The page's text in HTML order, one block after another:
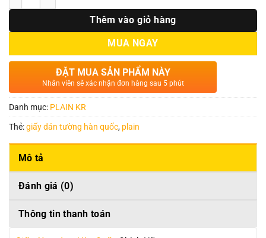
Thêm vào giỏ hàng
MUA NGAY
ĐẶT MUA SẢN PHẨM NÀY
Nhân viên sẽ xác nhận đơn hàng sau 5 phút
Danh mục: PLAIN KR
Thẻ:giấy dán tường hàn quốc, plain
Mô tả
Đánh giá (0)
Thông tin thanh toán